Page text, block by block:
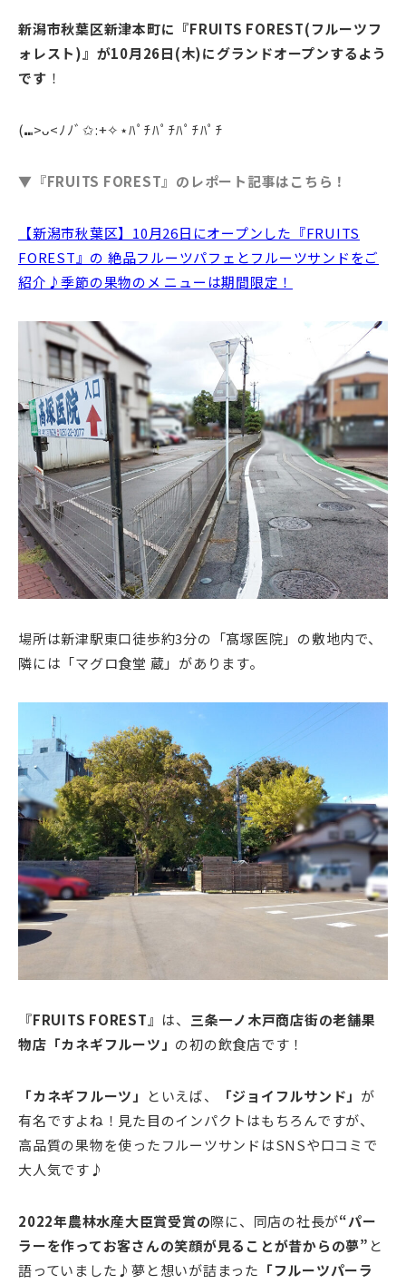
新潟市秋葉区新津本町に『FRUITS FOREST(フルーツフ
ォレスト) 』が10月26日(木)にグランドオープンするよう
です ！
(⑉>ᴗ<ﾉﾉﾞ✩:+✧︎⋆ﾊﾟﾁﾊﾟﾁﾊﾟﾁﾊﾟﾁ
▼『FRUITS FOREST』のレポート記事はこちら！
【新潟市秋葉区】10月26日にオープンした『FRUITS
FOREST』の 絶品フルーツパフェとフルーツサンドをご
紹介♪季節の果物のメ ニューは期間限定！
場所は新津駅東口徒歩約3分の「髙塚医院」の敷地内で、
隣には「マグロ食堂 蔵」があります。
『FRUITS FOREST 』は、 三条一ノ木戸商店街の老舗果
物店「カネギフルーツ」 の初の飲食店です！
「カネギフルーツ」 といえば、 「ジョイフルサンド」 が
有名ですよね！見た目のインパクトはもちろんですが、
高品質の果物を使ったフルーツサンドはSNSや口コミで
大人気です♪
2022年農林水産大臣賞受賞の際に、同店の社長が“パー
ラーを作ってお客さんの笑顔が見ることが昔からの夢” と
語っていました♪夢と想いが詰まった 「フルーツパーラ